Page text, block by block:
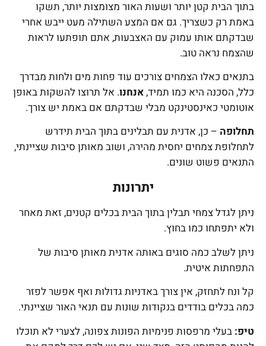
בתוך הבית קטן יותר ושעות האור מצומצות יותר, תשקו
באמת רק כשצריך. גם אם המצע השתילה מעט ייבש אחרי
שבדקתם אותו עמוק עם האצבעות, אתם תופתעו לראות
שהצמח נראה טוב.
בתנאים כאלו הצמחים צורכים עוד פחות מים ולחות מבדרך
כלל, הסכנה היא כמו תמיד,אנחנו. אל תרוצו להשקות באופן
אוטומטי כאינסטינקט מבלי שבדקתם אם באמת יש צורך.
תחלופה– כן, אדנית עם תבלינים בתוך הבית תידרש
לתחלופת צמחים יחסית מהירה, ושוב מאותן סיבות שציינתי,
התנאים פשוט שונים.
יתרונות
ניתן לגדל צמחי תבלין בתוך הבית בכלים קטנים, זאת מאחר
ולא יתפתחו כמו בחוץ.
ניתן לשלב כמה סוגים באותה אדנית מאותן סיבות של
התפחתות איטית.
קל ונח לתחזק, אין צורך באדניות גדולות ואף אפשר לפזר
כמה בכלים בודדים בנקודות שונות עם תנאי האור שציינתי.
טיפ:בעלי מרפסות פנימיות הפונות צפונה, לצערי לא תוכלו